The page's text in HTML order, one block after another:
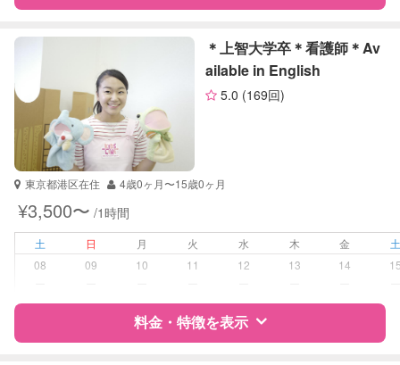
特徴 料金 レビュー
サポートの特徴
資格
企業型割引対象(旧内閣府補助対象)
自治体届出済ベビーシッター
保育士
幼稚園教諭
受験対策 なし
国語
算数
＊上智大学卒＊看護師＊Av
ailable in English
5.0 (169回)
東京都港区在住 4歳0ヶ月〜15歳0ヶ月
¥3,500〜 /1時間
土 日 月 火 水 木 金
08
09 10 11 12 13 14
料金・特徴を表示